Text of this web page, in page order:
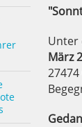
Unter
März